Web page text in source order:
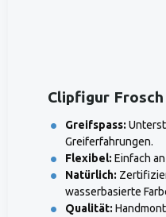
Clipfigur Frosch
Greifspass:
Greiferfahrungen.
Flexibel: Einfach
Natürlich:
wasserbasierte
Qualität: